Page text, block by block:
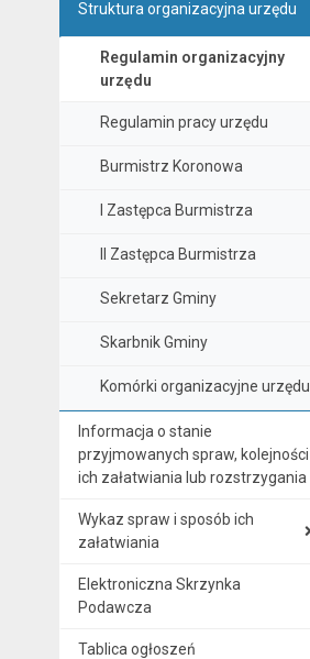
Struktura organizacyjna urzędu
Regulamin organizacyjny
urzędu
Regulamin pracy urzędu
Burmistrz Koronowa
I Zastępca Burmistrza
II Zastępca Burmistrza
Sekretarz Gminy
Skarbnik Gminy
Komórki organizacyjne urzędu
Informacja o stanie
przyjmowanych spraw, kolejności
ich załatwiania lub rozstrzygania
Wykaz spraw i sposób ich
załatwiania
Elektroniczna Skrzynka
Podawcza
Tablica ogłoszeń